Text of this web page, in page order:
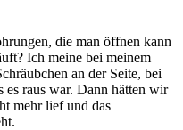
die man öffnen kann
Ich meine bei meinem
an der Seite, bei
es raus war. Dann hätten wir
mehr lief und das